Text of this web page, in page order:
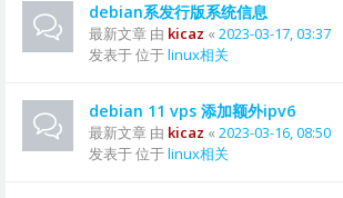
debian系发行版系统信息
最新文章 由 kicaz « 2023-03-17, 03:37
发表于 位于linux相关
debian 11 vps 添加额外ipv6
最新文章 由 kicaz « 2023-03-16, 08:50
发表于 位于linux相关